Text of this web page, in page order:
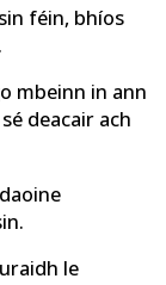
féin, bhíos
mbeinn in ann
deacair ach
le